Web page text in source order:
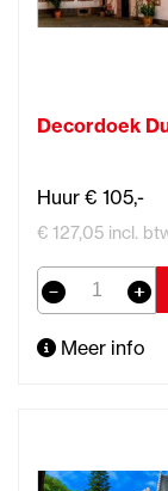
Decordoek
Huur € 105,-
€ 127,05 incl.
Meer info